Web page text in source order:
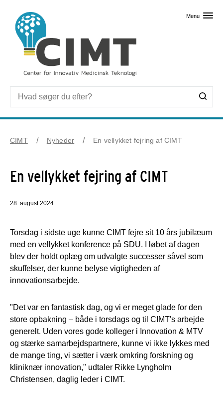
Menu
CIMT Nyheder En vellykket fejring af CIMT
En vellykket fejring af CIMT
28. august 2024
Torsdag i sidste uge kunne CIMT fejre sit 10 års jubilæum
med en vellykket konference på SDU. I løbet af dagen
blev der holdt oplæg om udvalgte successer såvel som
skuffelser, der kunne belyse vigtigheden af
innovationsarbejde.
"Det var en fantastisk dag, og vi er meget glade for den
store opbakning – både i torsdags og til CIMT's arbejde
generelt. Uden vores gode kolleger i Innovation & MTV
og stærke samarbejdspartnere, kunne vi ikke lykkes med
de mange ting, vi sætter i værk omkring forskning og
kliniknær innovation," udtaler Rikke Lyngholm
Christensen, daglig leder i CIMT.